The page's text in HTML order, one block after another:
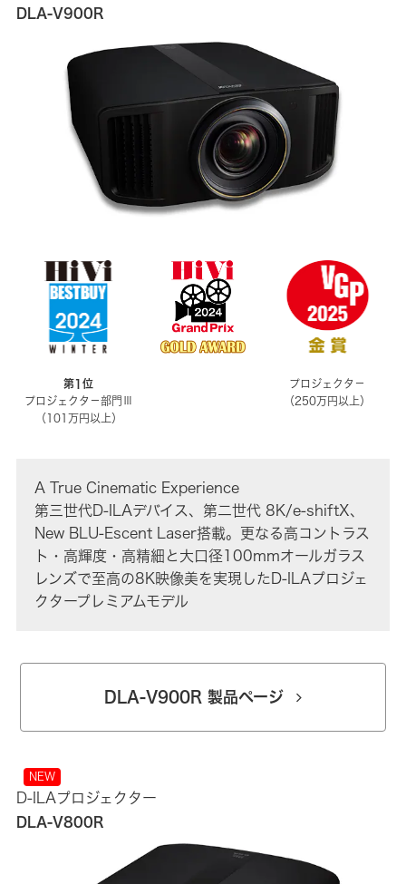
DLA-V900R
第1位
プロジェクタ－部門Ⅲ
（101万円以上）
プロジェクタ－
（250万円以上）
A True Cinematic Experience
第三世代D-ILAデバイス、第二世代 8K/e-shiftX、
New BLU-Escent Laser搭載。更なる高コントラス
ト・高輝度・高精細と大口径100mmオールガラス
レンズで至高の8K映像美を実現したD-ILAプロジェ
クタープレミアムモデル
DLA-V900R 製品ページ
NEW
D-ILAプロジェクター
DLA-V800R